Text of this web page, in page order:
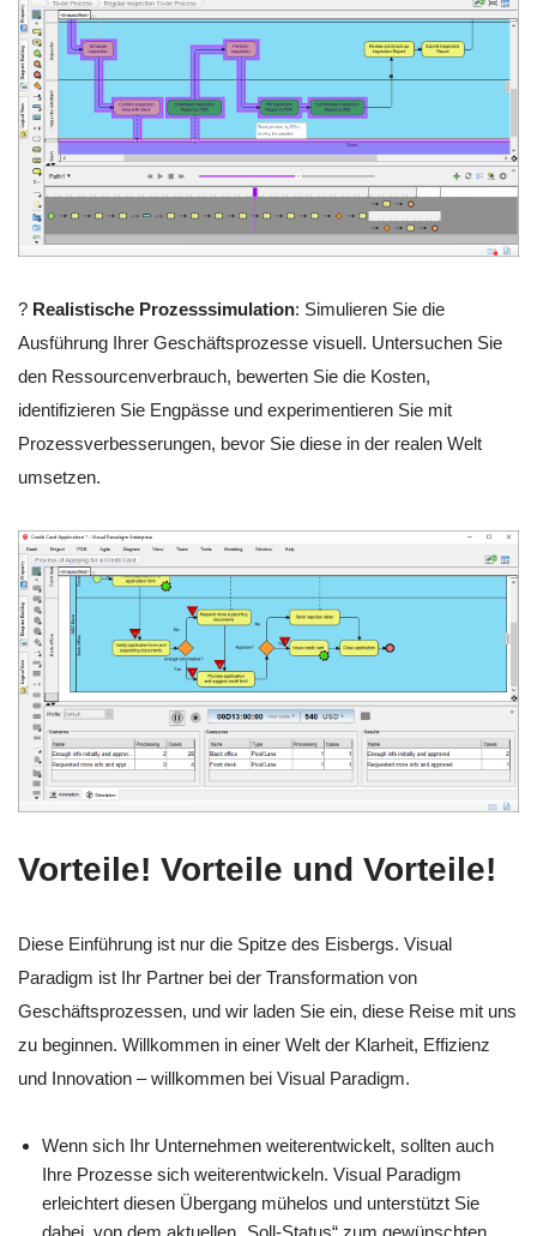
? Realistische Prozesssimulation: Simulieren Sie die
Ausführung Ihrer Geschäftsprozesse visuell. Untersuchen Sie
den Ressourcenverbrauch, bewerten Sie die Kosten,
identifizieren Sie Engpässe und experimentieren Sie mit
Prozessverbesserungen, bevor Sie diese in der realen Welt
umsetzen.
Vorteile! Vorteile und Vorteile!
Diese Einführung ist nur die Spitze des Eisbergs. Visual
Paradigm ist Ihr Partner bei der Transformation von
Geschäftsprozessen, und wir laden Sie ein, diese Reise mit uns
zu beginnen. Willkommen in einer Welt der Klarheit, Effizienz
und Innovation – willkommen bei Visual Paradigm.
Wenn sich Ihr Unternehmen weiterentwickelt, sollten auch
Ihre Prozesse sich weiterentwickeln. Visual Paradigm
erleichtert diesen Übergang mühelos und unterstützt Sie
dabei, von dem aktuellen „Soll-Status“ zum gewünschten